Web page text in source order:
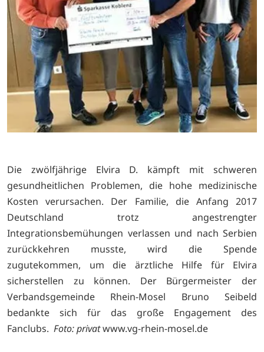
Die zwölfjährige Elvira D. kämpft mit schweren
gesundheitlichen Problemen, die hohe medizinische
Kosten verursachen. Der Familie, die Anfang 2017
Deutschland trotz angestrengter
Integrationsbemühungen verlassen und nach Serbien
zurückkehren musste, wird die Spende
zugutekommen, um die ärztliche Hilfe für Elvira
sicherstellen zu können. Der Bürgermeister der
Verbandsgemeinde Rhein-Mosel Bruno Seibeld
bedankte sich für das große Engagement des
Fanclubs. Foto: privatwww.vg-rhein-mosel.de